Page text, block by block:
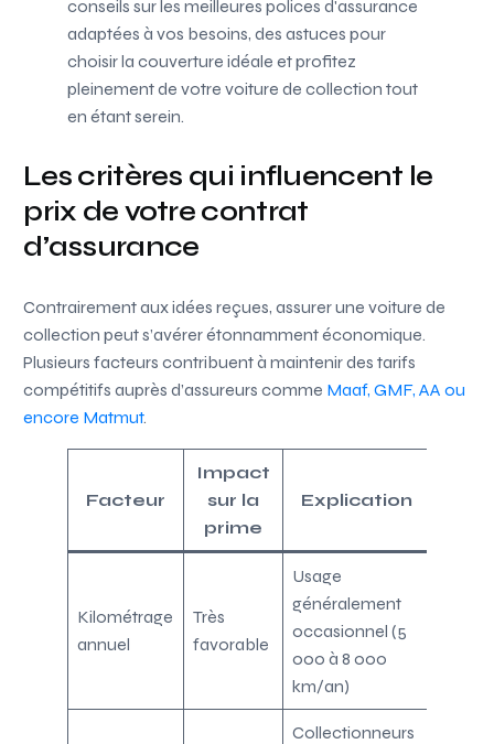
Les critères qui influencent le
prix de votre contrat
d’assurance
Contrairement aux idées reçues, assurer une voiture de
collection peut s’avérer étonnamment économique.
Plusieurs facteurs contribuent à maintenir des tarifs
compétitifs auprès d’assureurs comme Maaf, GMF, AA ou
encore Matmut.
Facteur
Impact
sur la
prime
Explication
Kilométrage
annuel
Très
favorable
Usage
généralement
occasionnel (5
000 à 8 000
km/an)
Collectionneurs